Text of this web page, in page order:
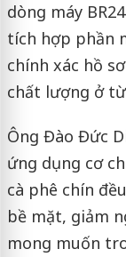
dòng máy
tích hợp phần
chính xác hồ
chất lượng ở
Ông Đào Đức
ứng dụng cơ
cà phê chín
bề mặt, giảm
mong muốn